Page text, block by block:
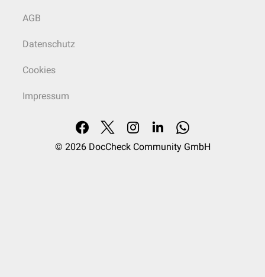
AGB
Datenschutz
Cookies
Impressum
© 2026 DocCheck Community GmbH